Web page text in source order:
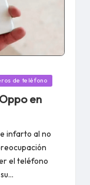
de teléfono
en
infarto al no
el teléfono